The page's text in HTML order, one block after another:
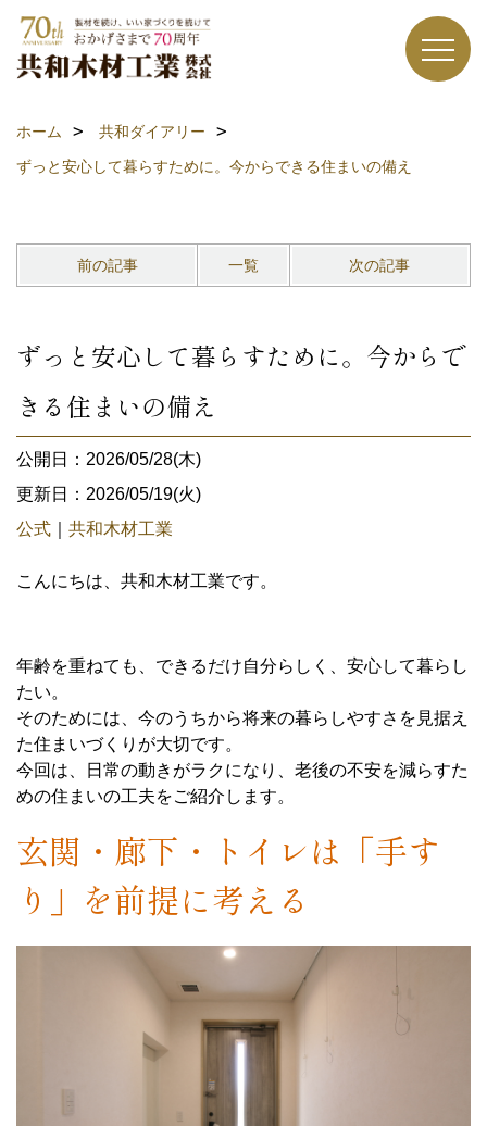
ホーム
共和ダイアリー
ずっと安心して暮らすために。今からできる住まいの備え
前の記事 一覧 次の記事
ずっと安心して暮らすために。今からで
きる住まいの備え
公開日：2026/05/28(木)
更新日：2026/05/19(火)
公式
共和木材工業
こんにちは、共和木材工業です。
年齢を重ねても、できるだけ自分らしく、安心して暮らし
たい。
そのためには、今のうちから将来の暮らしやすさを見据え
た住まいづくりが大切です。
今回は、日常の動きがラクになり、老後の不安を減らすた
めの住まいの工夫をご紹介します。
玄関・廊下・トイレは「手す
り」を前提に考える